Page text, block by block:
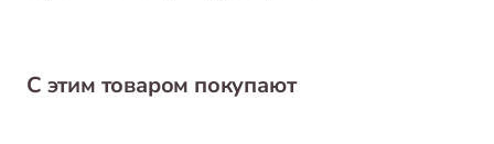
С этим товаром покупают